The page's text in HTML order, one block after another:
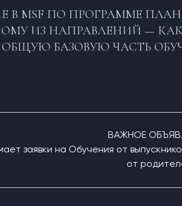
В MSF ПО ПРОГРАММЕ
ИЗ НАПРАВЛЕНИЙ —
БАЗОВУЮ ЧАСТЬ
ВАЖНОЕ
заявки на Обучения от
от